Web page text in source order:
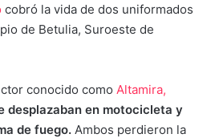
cobró la vida de dos uniformados
de Betulia, Suroeste de
conocido como Altamira,
desplazaban en motocicleta y
de fuego. Ambos perdieron la